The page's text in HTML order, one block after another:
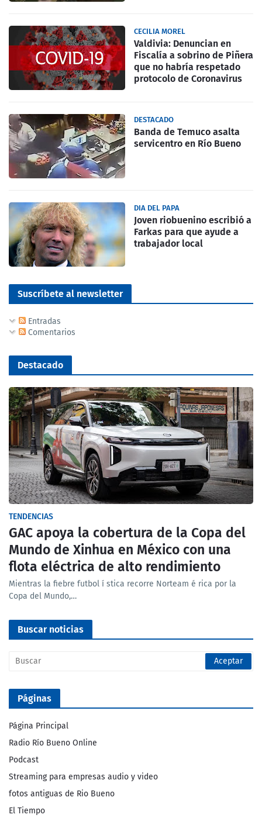
CECILIA MOREL
Valdivia: Denuncian en
Fiscalía a sobrino de Piñera
que no habría respetado
protocolo de Coronavirus
DESTACADO
Banda de Temuco asalta
servicentro en Río Bueno
DIA DEL PAPA
Joven riobuenino escribió a
Farkas para que ayude a
trabajador local
Suscríbete al newsletter
Entradas
Comentarios
Destacado
TENDENCIAS
GAC apoya la cobertura de la Copa del
Mundo de Xinhua en México con una
flota eléctrica de alto rendimiento
Mientras la fiebre futbol í stica recorre Norteam é rica por la
Copa del Mundo,…
Buscar noticias
Páginas
Página Principal
Radio Río Bueno Online
Podcast
Streaming para empresas audio y video
fotos antiguas de Rio Bueno
El Tiempo